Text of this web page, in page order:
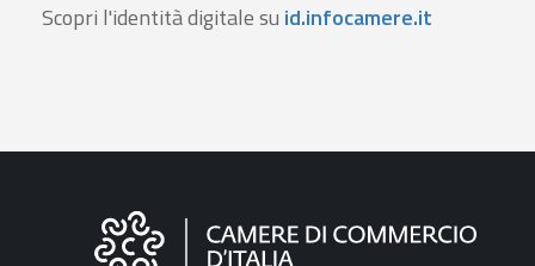
Scopri l'identità digitale su id.infocamere.it
Informazioni